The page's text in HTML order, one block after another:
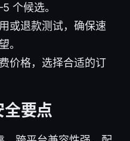
个候选。
或退款测试，确保速
。
价格，选择合适的订
要点